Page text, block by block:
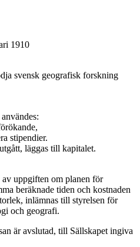
1910
svensk geografisk forskning
stipendier.
läggas till kapitalet.
uppgiften om planen för
beräknade tiden och kostnaden
inlämnas till styrelsen för
och geografi.
är avslutad, till Sällskapet ingiva